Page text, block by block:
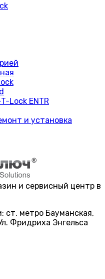
Lock ENTR
и установка
и сервисный центр в
ст. метро Бауманская,
Фридриха Энгельса